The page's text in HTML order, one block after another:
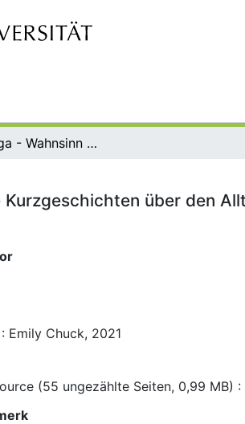
Tante Helga - Wahnsinn auf zwei Beinen : lustige Kurzgeschichten über den Alltag mit einer Kittelschürze tragenden Rentnerin / Emily Chuck
über den
Emily Chuck, 2021
(55 ungezählte Seiten, 0,99 MB)